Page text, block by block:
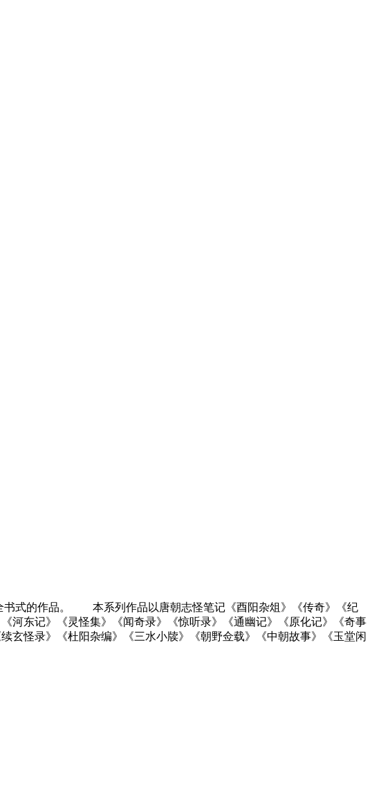
的作品。 本系列作品以唐朝志怪笔记《酉阳杂俎》《传奇》《纪
河东记》《灵怪集》《闻奇录》《惊听录》《通幽记》《原化记》《奇事
玄怪录》《杜阳杂编》《三水小牍》《朝野佥载》《中朝故事》《玉堂闲